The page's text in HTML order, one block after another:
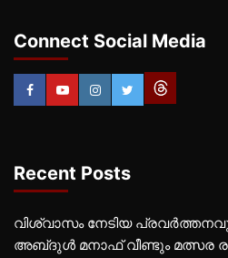
Connect Social Media
Recent Posts
വിശ്വാസം നേടിയ
അബ്‌ദുൾ മനാഫ് വീണ്ടും മത്സര